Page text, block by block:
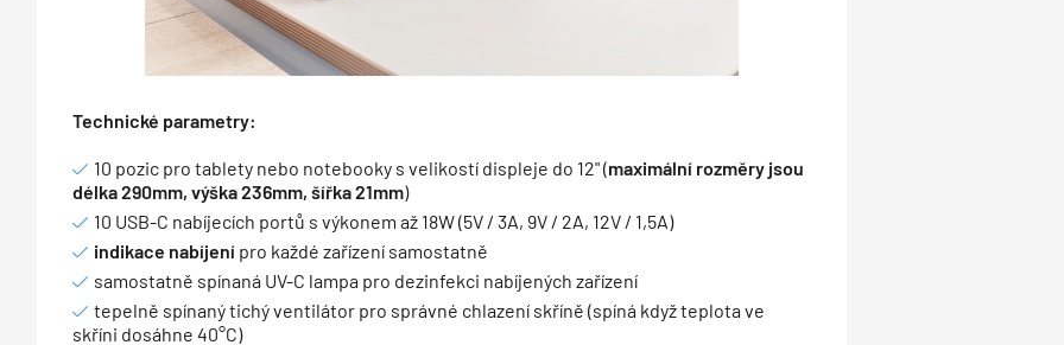
Technické parametry:
10 pozic pro tablety nebo notebooky s velikostí displeje do 12" (maximální rozměry jsou
délka 290mm, výška 236mm, šířka 21mm)
10 USB-C nabíjecích portů s výkonem až 18W (5V / 3A, 9V / 2A, 12V / 1,5A)
indikace nabíjení pro každé zařízení samostatně
samostatně spínaná UV-C lampa pro dezinfekci nabíjených zařízení
tepelně spínaný tichý ventilátor pro správné chlazení skříně (spíná když teplota ve
skříni dosáhne 40°C)